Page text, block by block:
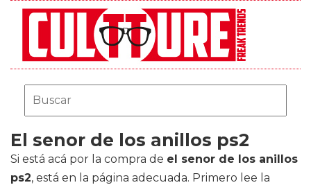
El senor de los anillos ps2
Si está acá por la compra de el senor de los anillos
ps2, está en la página adecuada. Primero lee la